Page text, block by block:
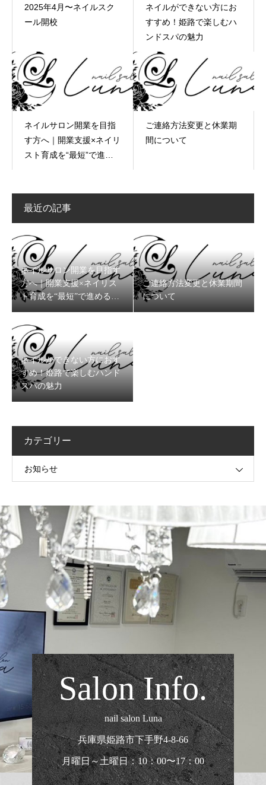
2025年4月〜ネイルスク
ール開校
ネイルができない方にお
すすめ！姫路で楽しむハ
ンドスパの魅力
ネイルサロン開業を目指
す方へ｜開業支援×ネイリ
スト育成を“最短”で進め
ご連絡方法変更と休業期
間について
最近の記事
ネイルサロン開業を目指す
方へ｜開業支援×ネイリス
ト育成を“最短”で進めるコ
ご連絡方法変更と休業期間
について
ネイルができない方におす
すめ！姫路で楽しむハンド
スパの魅力
カテゴリー
お知らせ
Salon Info.
nail salon Luna
兵庫県姫路市下手野4-8-66
月曜日～土曜日：10：00〜17：00